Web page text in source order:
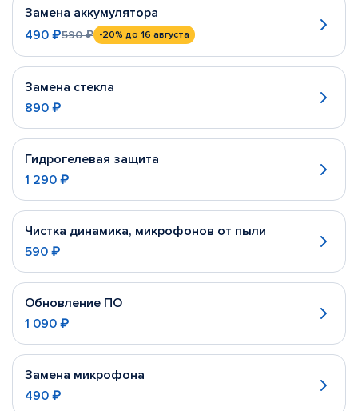
Замена аккумулятора
490 ₽590 ₽ -20% до 16 августа
Замена стекла
890 ₽
Гидрогелевая защита
1 290 ₽
Чистка динамика, микрофонов от пыли
590 ₽
Обновление ПО
1 090 ₽
Замена микрофона
490 ₽